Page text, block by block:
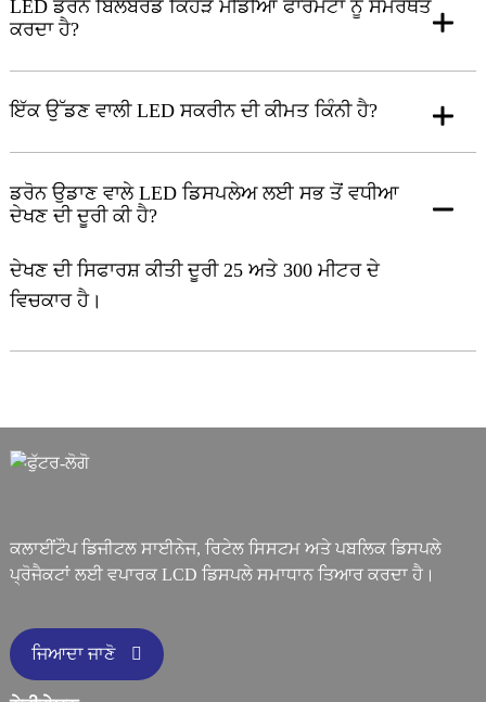
LED ਡਰੋਨ ਬਿਲਬੋਰਡ ਕਿਹੜੇ ਮੀਡੀਆ ਫਾਰਮੈਟਾਂ ਨੂੰ ਸਮਰਥਤ
ਕਰਦਾ ਹੈ?
ਇੱਕ ਉੱਡਣ ਵਾਲੀ LED ਸਕਰੀਨ ਦੀ ਕੀਮਤ ਕਿੰਨੀ ਹੈ?
ਡਰੋਨ ਉਡਾਣ ਵਾਲੇ LED ਡਿਸਪਲੇਅ ਲਈ ਸਭ ਤੋਂ ਵਧੀਆ
ਦੇਖਣ ਦੀ ਦੂਰੀ ਕੀ ਹੈ?
ਦੇਖਣ ਦੀ ਸਿਫਾਰਸ਼ ਕੀਤੀ ਦੂਰੀ 25 ਅਤੇ 300 ਮੀਟਰ ਦੇ
ਵਿਚਕਾਰ ਹੈ।
ਕਲਾਈਂਟੌਪ ਡਿਜੀਟਲ ਸਾਈਨੇਜ, ਰਿਟੇਲ ਸਿਸਟਮ ਅਤੇ ਪਬਲਿਕ ਡਿਸਪਲੇ
ਪ੍ਰੋਜੈਕਟਾਂ ਲਈ ਵਪਾਰਕ LCD ਡਿਸਪਲੇ ਸਮਾਧਾਨ ਤਿਆਰ ਕਰਦਾ ਹੈ।
ਜਿਆਦਾ ਜਾਣੋ